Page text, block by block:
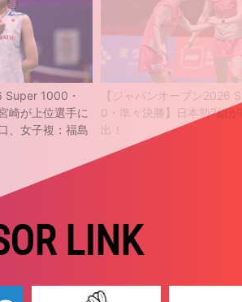
Super 1000・
崎が上位選手に
、女子複：福島
【ジャパンオープン2026
0・準々決勝】日本勢7組が
出！
LINK